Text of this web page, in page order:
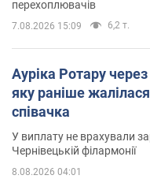
перехоплювачів
7.08.2026 15:09 6,2 т.
Ауріка Ротару
яку раніше
співачка
У виплату не врахували
Чернівецькій філармонії
8.08.2026 04:01